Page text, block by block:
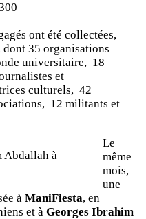
ont été collectées,
dont 35 organisations
universitaire, 18
et
culturels, 42
12 militants et
Le
même
mois,
une
à ManiFiesta, en
et à Georges Ibrahim